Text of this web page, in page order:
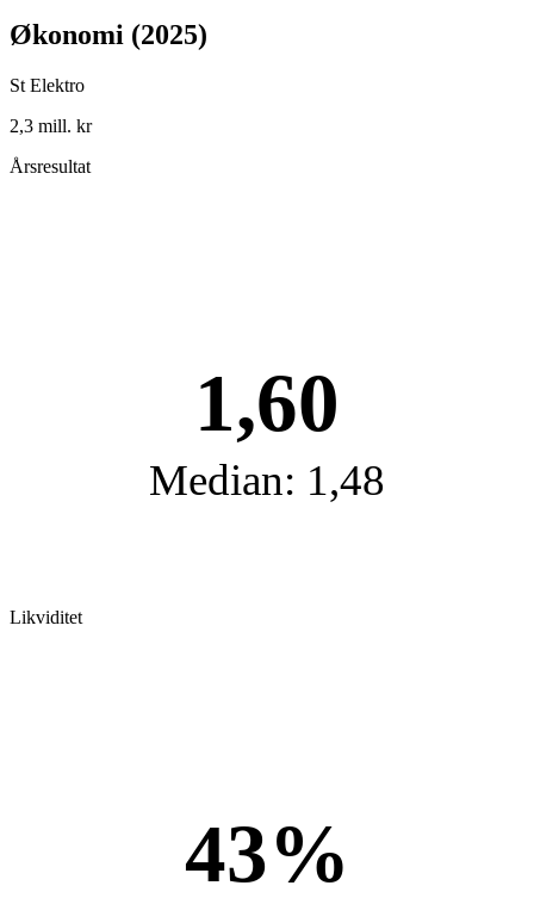
Økonomi (2025)
St Elektro
2,3 mill. kr
Årsresultat
1,60
Median: 1,48
Likviditet
43%